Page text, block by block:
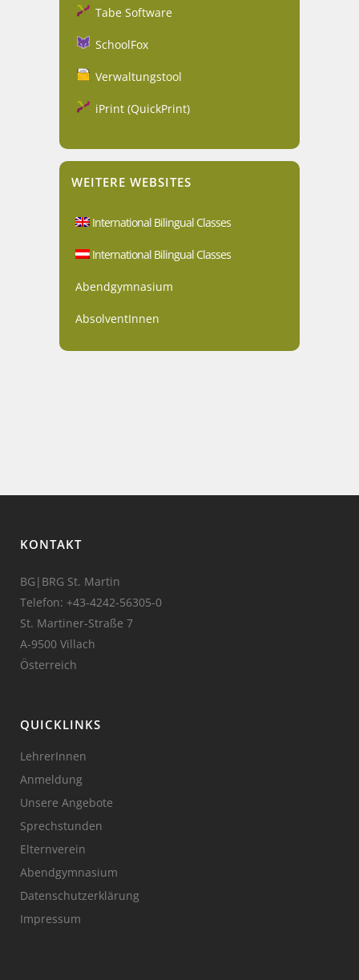
Tabe Software
SchoolFox
Verwaltungstool
iPrint (QuickPrint)
WEITERE WEBSITES
International Bilingual Classes
International Bilingual Classes
Abendgymnasium
AbsolventInnen
KONTAKT
BG|BRG St. Martin
Telefon: +43-4242-56305-0
St. Martiner-Straße 7
A-9500 Villach
Österreich
QUICKLINKS
LehrerInnen
Anmeldung
Unsere Angebote
Sprechstunden
Elternverein
Abendgymnasium
Datenschutzerklärung
Impressum